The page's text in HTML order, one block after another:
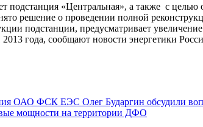
«Центральная», а также с целью
решение о проведении полной
подстанции, предусматривает
года, сообщают новости энергетики
ОАО ФСК ЕЭС Олег Бударгин обсудили
мощности на территории ДФО